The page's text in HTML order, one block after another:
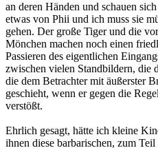
an deren Händen und schauen
etwas von Phii und ich muss sie
gehen. Der große Tiger und die
Mönchen machen noch einen
Passieren des eigentlichen
zwischen vielen Standbildern, die
die dem Betrachter mit äußerster
geschieht, wenn er gegen die
verstößt.
Ehrlich gesagt, hätte ich kleine
ihnen diese barbarischen, zum Teil